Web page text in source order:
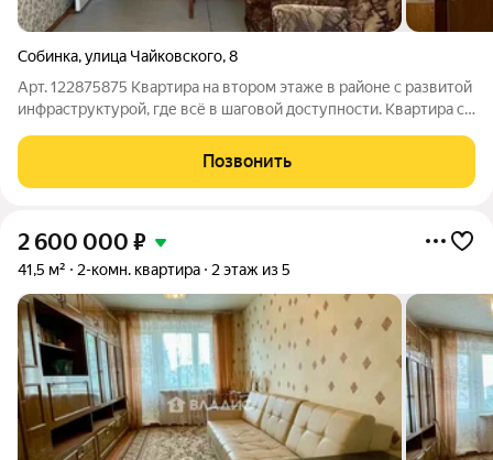
Собинка,улица Чайковского,8
Арт. 122875875 Квартира на втором этаже в районе с развитой
инфраструктурой, где всё в шаговой доступности. Квартира с
стороны, светлые, просторные, есть балкон, раздельный
санузел, большая
Позвонить
2 600 000 ₽
41,5 м² 2-комн. квартира 2 этаж из 5